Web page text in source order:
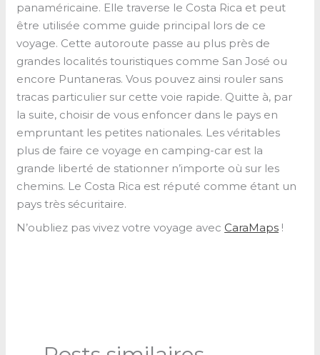
panaméricaine. Elle traverse le Costa Rica et peut
être utilisée comme guide principal lors de ce
voyage. Cette autoroute passe au plus près de
grandes localités touristiques comme San José ou
encore Puntaneras. Vous pouvez ainsi rouler sans
tracas particulier sur cette voie rapide. Quitte à, par
la suite, choisir de vous enfoncer dans le pays en
empruntant les petites nationales. Les véritables
plus de faire ce voyage en camping-car est la
grande liberté de stationner n’importe où sur les
chemins. Le Costa Rica est réputé comme étant un
pays très sécuritaire.
N’oubliez pas vivez votre voyage avec CaraMaps !